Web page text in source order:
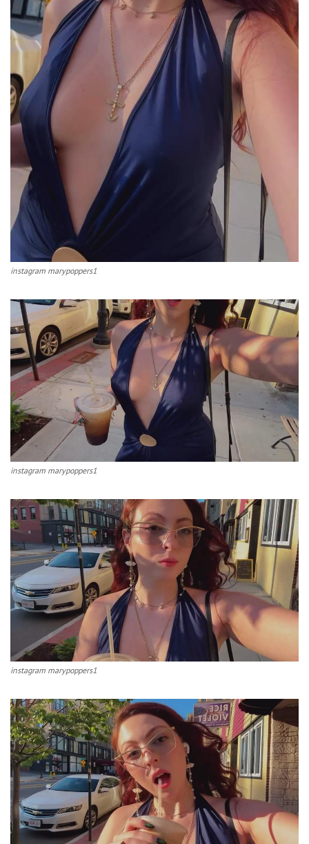
instagram marypoppers1
instagram marypoppers1
instagram marypoppers1